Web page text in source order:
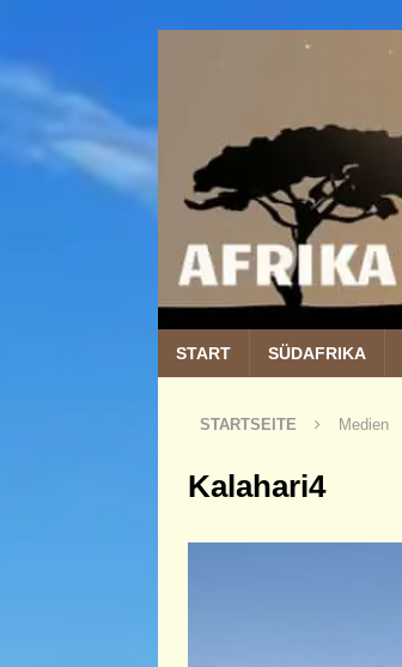
START SÜDAFRIKA
STARTSEITE Medien
Kalahari4